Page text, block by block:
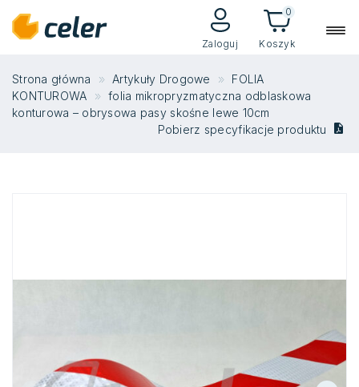
Zaloguj Koszyk
0
Strona główna Artykuły Drogowe
FOLIA
KONTUROWA
folia mikropryzmatyczna odblaskowa
konturowa – obrysowa pasy skośne lewe 10cm
Pobierz specyfikacje produktu